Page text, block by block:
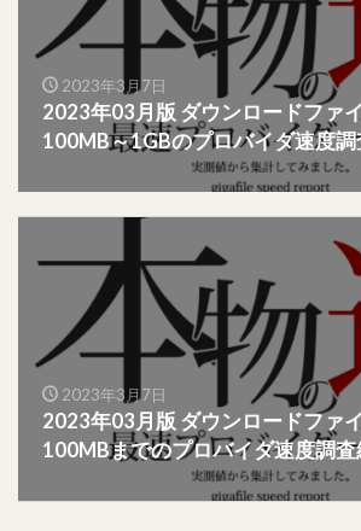
2023年3月7日
2023年03月版 ダウンロードファ
100MB～1GBのプロバイダ速度
2023年3月7日
2023年03月版 ダウンロードファ
100MBまでのプロバイダ速度調査